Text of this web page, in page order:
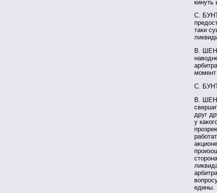
кинуть
С.
таки
В.
С.
В.
друг
у
едины.